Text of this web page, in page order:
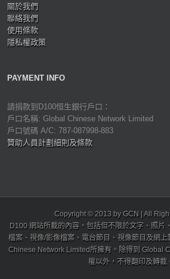
關於我們
聯絡我們
使用條款
隱私權政策
PAYMENT INFO
請捐款到D100恒生銀行戶口：
戶口名稱: Global Chinese Network Limited
戶口號碼 A/C: 787-087998-883
贊助人員計劃細則及條款
Copyright © 2013 by GCN | All
D100 網站所載的內容，包括但不限於文字、照片
檔案、視像/影像檔案、電台節目、視像節目及網
Chinese Network Limited所擁有。除得到 Global
權以外，不得翻印及轉載